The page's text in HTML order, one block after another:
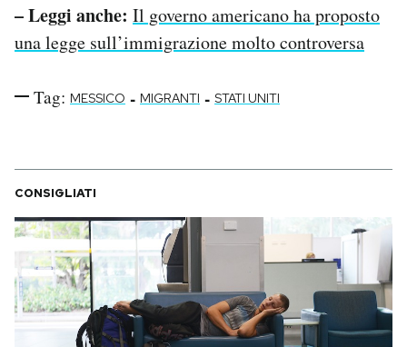
– Leggi anche: Il governo americano ha proposto
una legge sull’immigrazione molto controversa
Tag: MESSICO - MIGRANTI - STATI UNITI
CONSIGLIATI